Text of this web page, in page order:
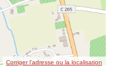
Corriger l’adresse ou la localisation